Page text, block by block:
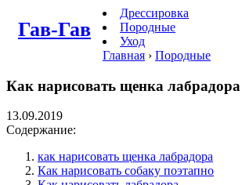
Гав-Гав
Дрессировка
Породные
Уход
Главная › Породные
Как нарисовать щенка
13.09.2019
Содержание:
как нарисовать щенка лабрадора
Как нарисовать собаку поэтапно